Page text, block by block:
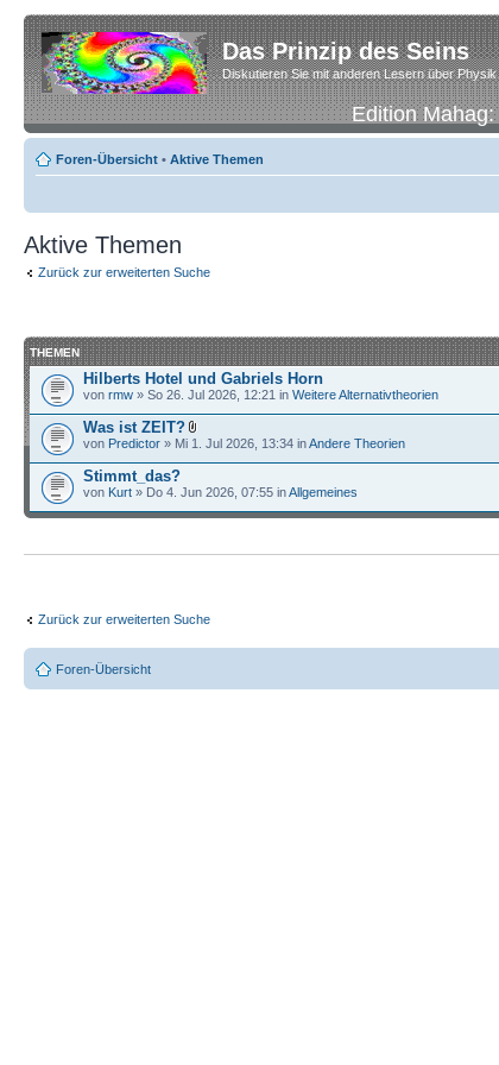
Das Prinzip des Seins
Diskutieren Sie mit anderen Lesern über
Edition
Foren-Übersicht • Aktive Themen
Aktive Themen
Zurück zur erweiterten Suche
THEMEN
Hilberts Hotel und Gabriels Horn
von rmw » So 26. Jul 2026, 12:21 in Weitere Alternativtheorien
Was ist ZEIT?
von Predictor » Mi 1. Jul 2026, 13:34 inAndere Theorien
Stimmt_das?
von Kurt » Do 4. Jun 2026, 07:55 inAllgemeines
Zurück zur erweiterten Suche
Foren-Übersicht